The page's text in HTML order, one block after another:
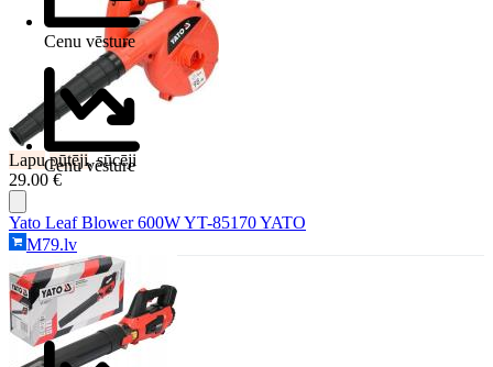
Lapu pūtēji, sūcēji
29.00 €
Cenu vēsture
Yato Leaf Blower 600W YT-85170 YATO
M79.lv
Cenu vēsture